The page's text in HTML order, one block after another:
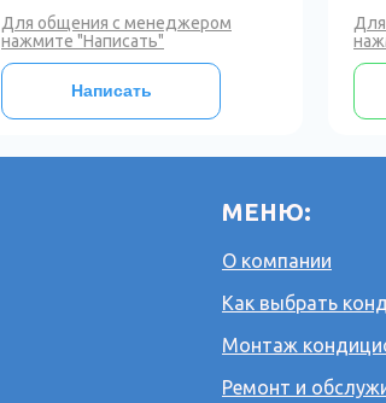
Для общения с менеджером
нажмите "Написать"
Написать
МЕНЮ:
О компании
Как выбрать
Ремонт и
Монтаж